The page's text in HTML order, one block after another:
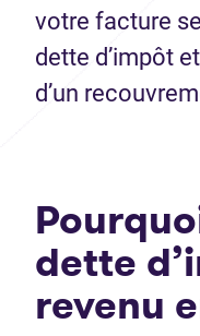
votre facture
dette d’impôt
d’un
dette
revenu